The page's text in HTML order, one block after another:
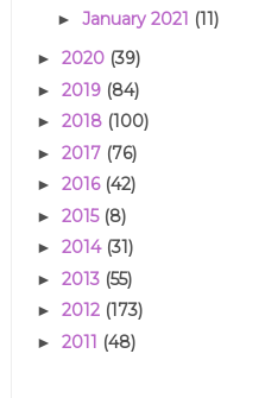
► January 2021 (11)
► 2020 (39)
► 2019 (84)
► 2018 (100)
► 2017 (76)
► 2016 (42)
► 2015 (8)
► 2014 (31)
► 2013 (55)
► 2012 (173)
► 2011 (48)